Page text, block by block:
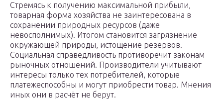
Стремясь к получению максимальной прибыли,
товарная форма хозяйства не заинтересована в
сохранении природных ресурсов (даже
невосполнимых). Итогом становится загрязнение
окружающей природы, истощение резервов.
Социальная справедливость противоречит законам
рыночных отношений. Производители учитывают
интересы только тех потребителей, которые
платежеспособны и могут приобрести товар. Мнения
иных они в расчёт не берут.